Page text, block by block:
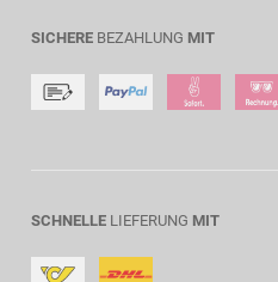
SICHERE BEZAHLUNG MIT
SCHNELLE LIEFERUNG MIT